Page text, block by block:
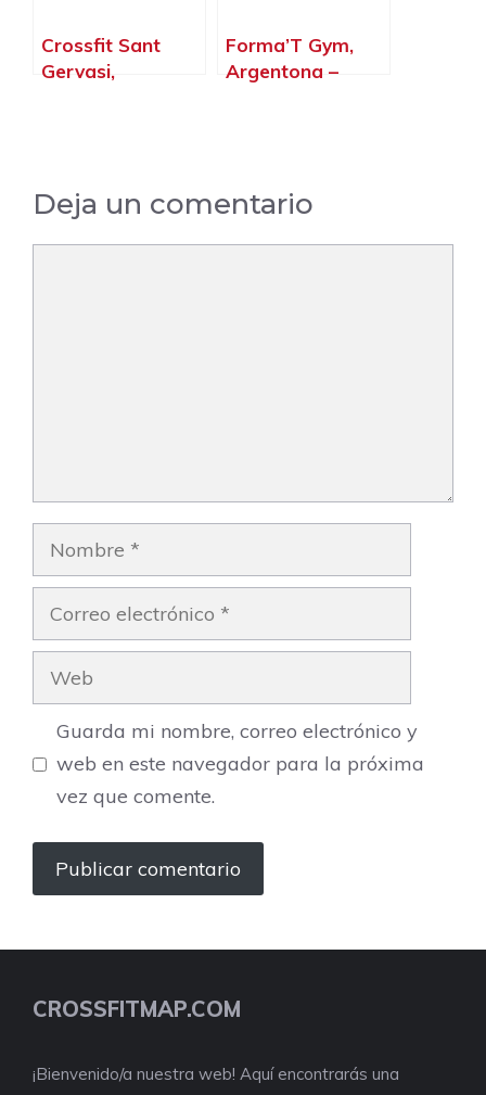
Crossfit Sant
Gervasi,
Forma’T Gym,
Argentona –
Deja un comentario
Nombre
Correo
electrónico
Web
Guarda mi nombre, correo electrónico y
web en este navegador para la próxima
vez que comente.
CROSSFITMAP.COM
¡Bienvenido/a nuestra web! Aquí encontrarás una